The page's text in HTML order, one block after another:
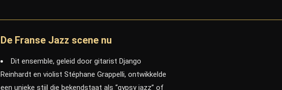
De Franse Jazz scene nu
Dit ensemble, geleid door gitarist Django
Reinhardt en violist Stéphane Grappelli, ontwikkelde
een unieke stijl die bekendstaat als “gypsy jazz” of